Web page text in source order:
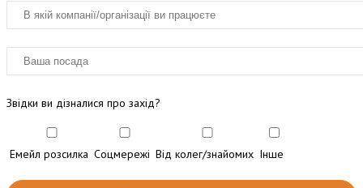
Звідки ви дізналися про захід?
Емейл розсилка Соцмережі Від колег/знайомих Інше